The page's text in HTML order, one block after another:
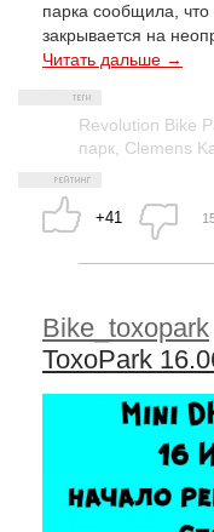
парка сообщила,
закрывается на
Читать дальше →
Revolution Bike
парк Clemens
+41
Bike_toxopark
ToxoPark